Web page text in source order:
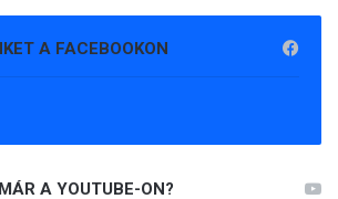
A FACEBOOKON
A YOUTUBE-ON?